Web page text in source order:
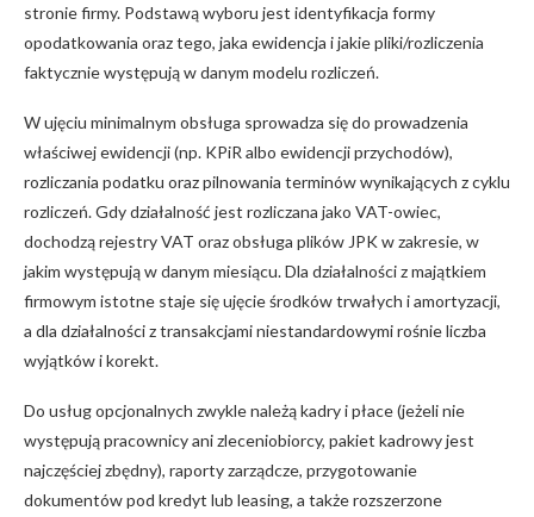
stronie firmy. Podstawą wyboru jest identyfikacja formy
opodatkowania oraz tego, jaka ewidencja i jakie pliki/rozliczenia
faktycznie występują w danym modelu rozliczeń.
W ujęciu minimalnym obsługa sprowadza się do prowadzenia
właściwej ewidencji (np. KPiR albo ewidencji przychodów),
rozliczania podatku oraz pilnowania terminów wynikających z cyklu
rozliczeń. Gdy działalność jest rozliczana jako VAT-owiec,
dochodzą rejestry VAT oraz obsługa plików JPK w zakresie, w
jakim występują w danym miesiącu. Dla działalności z majątkiem
firmowym istotne staje się ujęcie środków trwałych i amortyzacji,
a dla działalności z transakcjami niestandardowymi rośnie liczba
wyjątków i korekt.
Do usług opcjonalnych zwykle należą kadry i płace (jeżeli nie
występują pracownicy ani zleceniobiorcy, pakiet kadrowy jest
najczęściej zbędny), raporty zarządcze, przygotowanie
dokumentów pod kredyt lub leasing, a także rozszerzone